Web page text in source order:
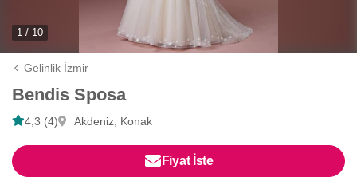
1 / 10
Gelinlik İzmir
Bendis Sposa
4,3 (4) Akdeniz, Konak
Fiyat İste